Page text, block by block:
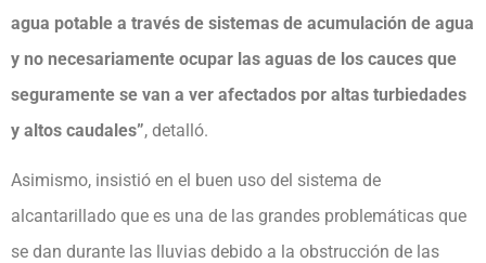
agua potable a través de sistemas de acumulación de agua
y no necesariamente ocupar las aguas de los cauces que
seguramente se van a ver afectados por altas turbiedades
y altos caudales”, detalló.
Asimismo, insistió en el buen uso del sistema de
alcantarillado que es una de las grandes problemáticas que
se dan durante las lluvias debido a la obstrucción de las